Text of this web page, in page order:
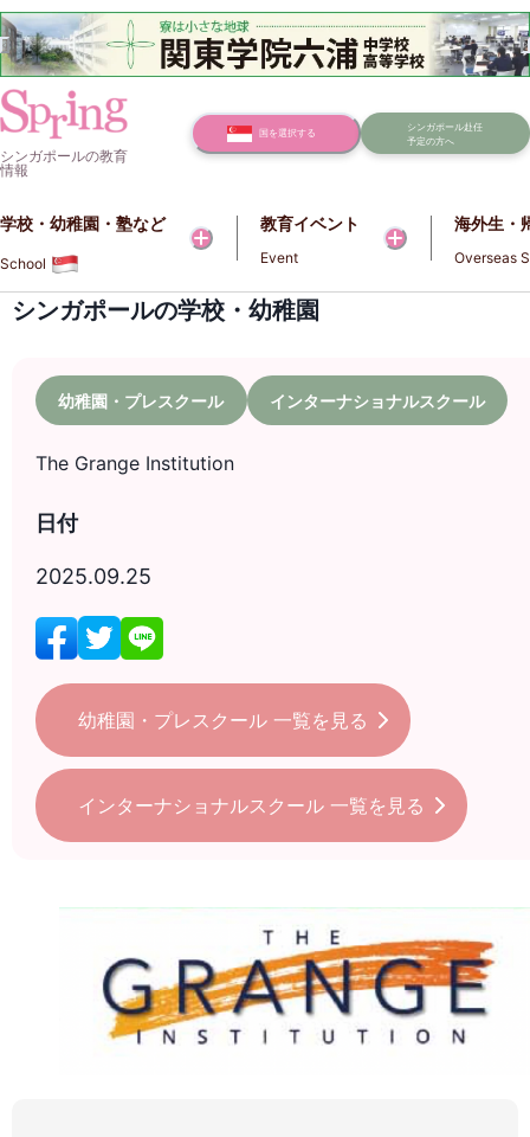
シンガポールの教育
情報
国を選択する
シンガポール赴任
予定の方へ
学校・幼稚園・塾など​​
School
教育イベント
Event
海外生・
Overseas
シンガポールの学校・幼稚園
幼稚園・プレスクール インターナショナルスクール
The Grange Institution
日付
2025.09.25
幼稚園・プレスクール 一覧を見る
インターナショナルスクール 一覧を見る